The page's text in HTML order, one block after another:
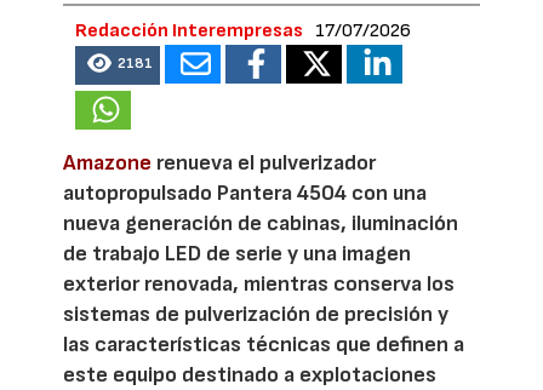
Redacción Interempresas 17/07/2026
2181
Amazone renueva el pulverizador
autopropulsado Pantera 4504 con una
nueva generación de cabinas, iluminación
de trabajo LED de serie y una imagen
exterior renovada, mientras conserva los
sistemas de pulverización de precisión y
las características técnicas que definen a
este equipo destinado a explotaciones